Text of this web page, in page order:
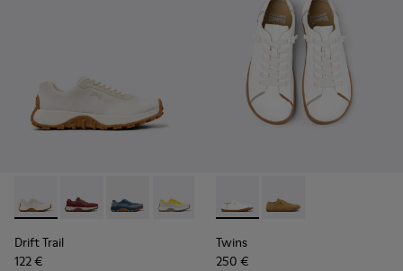
Drift Trail - K201872-001 - Sneakers beige in materiali
Drift Trail - K201872-006
Drift Trail - K201872-004
Drift Trail - K201872-003
Drift Trail
122 €
Twins - K201928-003 -
Twins - K201928-002
Twins
250 €